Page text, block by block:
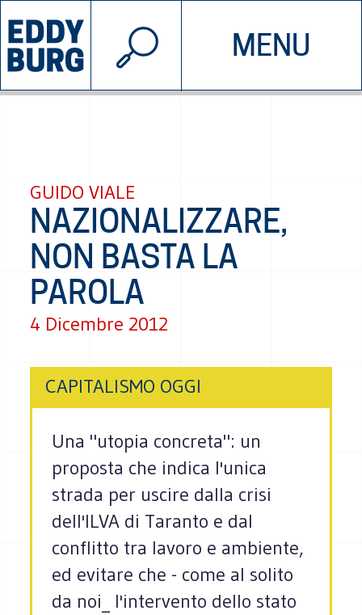
MENU
INIZIATIVE CHI SIAMO
© 2026 EDDYBURG
GUIDO VIALE
NAZIONALIZZARE,
NON BASTA LA
PAROLA
4 Dicembre 2012
CAPITALISMO OGGI
Una "utopia concreta": un
proposta che indica l'unica
strada per uscire dalla crisi
dell'ILVA di Taranto e dal
conflitto tra lavoro e ambiente,
ed evitare che - come al solito
da noi_ l'intervento dello stato